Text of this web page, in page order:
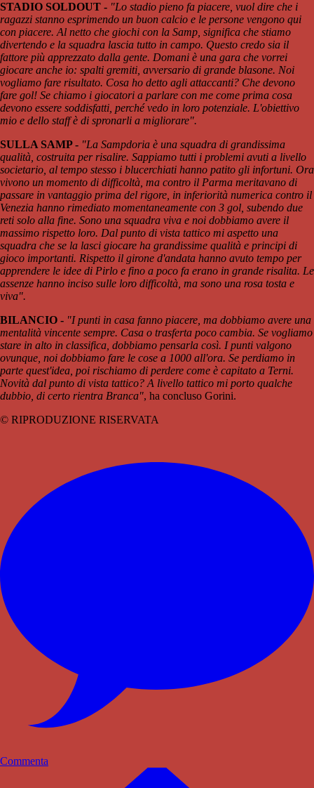
STADIO SOLDOUT - "Lo stadio pieno fa piacere, vuol dire che i
ragazzi stanno esprimendo un buon calcio e le persone vengono qui
con piacere. Al netto che giochi con la Samp, significa che stiamo
divertendo e la squadra lascia tutto in campo. Questo credo sia il
fattore più apprezzato dalla gente. Domani è una gara che vorrei
giocare anche io: spalti gremiti, avversario di grande blasone. Noi
vogliamo fare risultato. Cosa ho detto agli attaccanti? Che devono
fare gol! Se chiamo i giocatori a parlare con me come prima cosa
devono essere soddisfatti, perché vedo in loro potenziale. L'obiettivo
mio e dello staff è di spronarli a migliorare".
SULLA SAMP - "La Sampdoria è una squadra di grandissima
qualità, costruita per risalire. Sappiamo tutti i problemi avuti a livello
societario, al tempo stesso i blucerchiati hanno patito gli infortuni. Ora
vivono un momento di difficoltà, ma contro il Parma meritavano di
passare in vantaggio prima del rigore, in inferiorità numerica contro il
Venezia hanno rimediato momentaneamente con 3 gol, subendo due
reti solo alla fine. Sono una squadra viva e noi dobbiamo avere il
massimo rispetto loro. Dal punto di vista tattico mi aspetto una
squadra che se la lasci giocare ha grandissime qualità e principi di
gioco importanti. Rispetto il girone d'andata hanno avuto tempo per
apprendere le idee di Pirlo e fino a poco fa erano in grande risalita. Le
assenze hanno inciso sulle loro difficoltà, ma sono una rosa tosta e
viva".
BILANCIO - "I punti in casa fanno piacere, ma dobbiamo avere una
mentalità vincente sempre. Casa o trasferta poco cambia. Se vogliamo
stare in alto in classifica, dobbiamo pensarla così. I punti valgono
ovunque, noi dobbiamo fare le cose a 1000 all'ora. Se perdiamo in
parte quest'idea, poi rischiamo di perdere come è capitato a Terni.
Novità dal punto di vista tattico? A livello tattico mi porto qualche
dubbio, di certo rientra Branca", ha concluso Gorini.
© RIPRODUZIONE RISERVATA
Commenta